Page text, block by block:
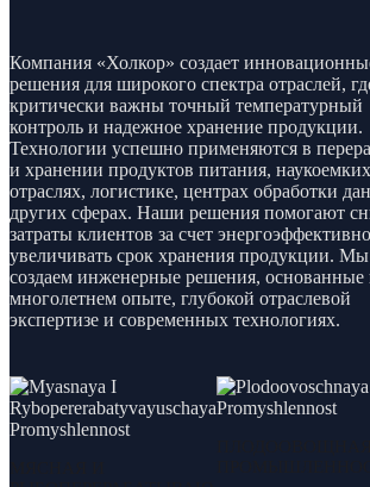
Компания «Холкор» создает
решения для широкого спектра отраслей,
критически важны точный температурный
контроль и надежное хранение продукции.
Технологии успешно применяются в
и хранении продуктов питания, наукоемких
отраслях, логистике, центрах обработки
других сферах. Наши решения помогают
затраты клиентов за счет
увеличивать срок хранения продукции. Мы
создаем инженерные решения, основанные
многолетнем опыте, глубокой отраслевой
экспертизе и современных технологиях.